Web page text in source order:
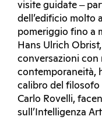
visite guidate ‒
dell’edificio molto
pomeriggio fino a
Hans Ulrich
conversazioni con
contemporaneità,
calibro del filosofo
Carlo Rovelli,
sull’Intelligenza